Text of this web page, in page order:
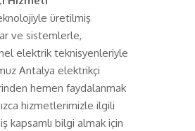
üretilmiş
ve sistemlerle,
elektrik teknisyenleriyle
Antalya elektrikçi
hemen faydalanmak
hizmetlerimizle ilgili
kapsamlı bilgi almak için